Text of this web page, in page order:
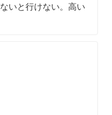
いと行けない。高い